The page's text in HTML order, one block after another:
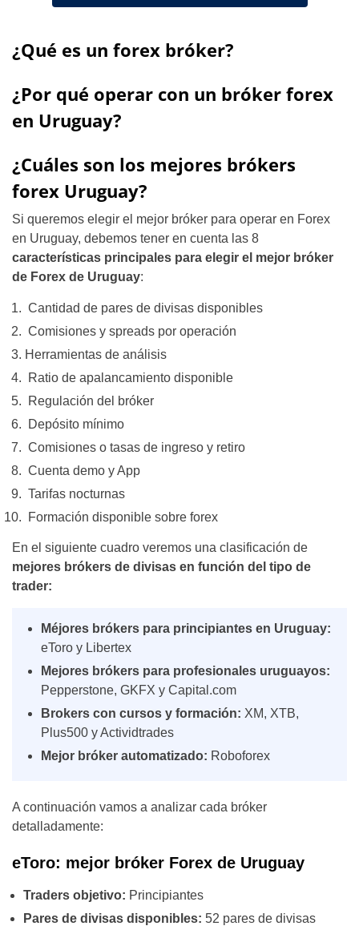
¿Qué es un forex bróker?
¿Por qué operar con un bróker forex
en Uruguay?
¿Cuáles son los mejores brókers
forex Uruguay?
Si queremos elegir el mejor bróker para operar en Forex
en Uruguay, debemos tener en cuenta las 8
características principales para elegir el mejor bróker
de Forex de Uruguay:
Cantidad de pares de divisas disponibles
Comisiones y spreads por operación
Herramientas de análisis
Ratio de apalancamiento disponible
Regulación del bróker
Depósito mínimo
Comisiones o tasas de ingreso y retiro
Cuenta demo y App
Tarifas nocturnas
Formación disponible sobre forex
En el siguiente cuadro veremos una clasificación de
mejores brókers de divisas en función del tipo de
trader:
Méjores brókers para principiantes en Uruguay:
eToro y Libertex
Mejores brókers para profesionales uruguayos:
Pepperstone, GKFX y Capital.com
Brokers con cursos y formación: XM, XTB,
Plus500 y Actividtrades
Mejor bróker automatizado: Roboforex
A continuación vamos a analizar cada bróker
detalladamente:
eToro: mejor bróker Forex de Uruguay
Traders objetivo: Principiantes
Pares de divisas disponibles: 52 pares de divisas